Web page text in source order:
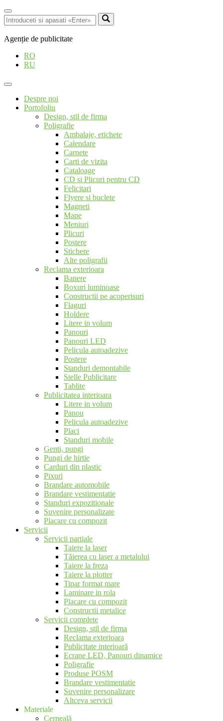
Agenție de publicitate
RO
RU
Despre noi
Portofoliu
Design, stil de firma
Poligrafie
Ambalaje, etichete
Calendare
Carnete
Carti de vizita
Cataloage
CD si Plicuri pentru CD
Felicitari
Flyere si buclete
Magneti
Mape
Meniuri
Plicuri
Postere
Stichere
Alte poligrafii
Reclama exterioara
Banere
Boxuri luminoase
Constructii pe acoperisuri
Flaguri
Holdere
Litere in volum
Panouri
Panouri LED
Pelicula autoadezive
Postere
Standuri demontabile
Stelle Publicitare
Tablite
Publicitatea interioara
Litere in volum
Panou
Pelicula autoadezive
Placi
Standuri mobile
Genti, pungi
Pungi de hirtie
Carduri din plastic
Pixuri
Brandare automobile
Brandare vestimentatie
Standuri expozitionale
Suvenire personalizate
Placare cu compozit
Servicii
Servicii partiale
Taiere la laser
Tăierea cu laser a metalului
Taiere la freza
Taiere la plotter
Tipar format mare
Laminare in rola
Placare cu compozit
Constructii metalice
Servicii complete
Design, stil de firma
Reclama exterioara
Publicitate interioară
Ecrane LED, Panouri dinamice
Poligrafie
Produse POSM
Brandare vestimentatie
Suvenire personalizare
Altceva servicii
Materiale
Cerneală